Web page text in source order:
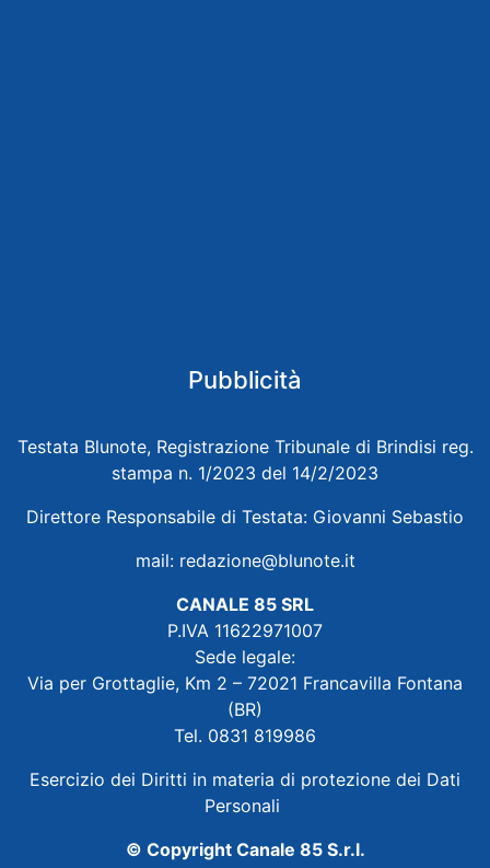
Pubblicità
Testata Blunote, Registrazione Tribunale di Brindisi reg.
stampa n. 1/2023 del 14/2/2023
Direttore Responsabile di Testata: Giovanni Sebastio
mail: redazione@blunote.it
CANALE 85 SRL
P.IVA 11622971007
Sede legale:
Via per Grottaglie, Km 2 – 72021 Francavilla Fontana
(BR)
Tel. 0831 819986
Esercizio dei Diritti in materia di protezione dei Dati
Personali
© Copyright Canale 85 S.r.l.